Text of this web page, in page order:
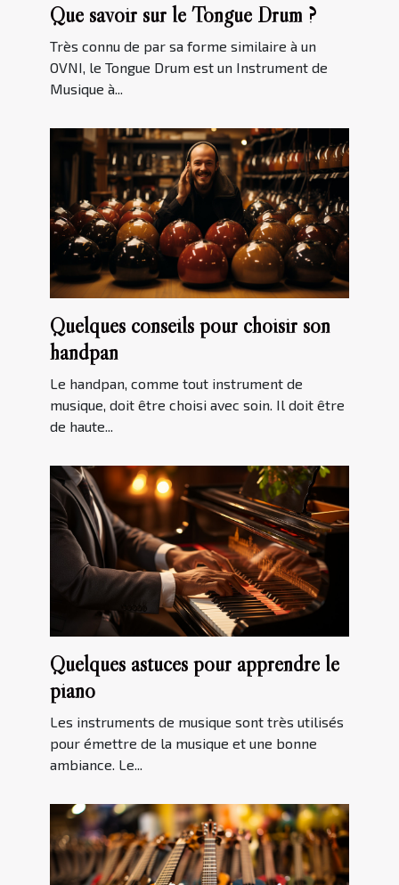
Que savoir sur le Tongue Drum ?
Très connu de par sa forme similaire à un
OVNI, le Tongue Drum est un Instrument de
Musique à...
Quelques conseils pour choisir son
handpan
Le handpan, comme tout instrument de
musique, doit être choisi avec soin. Il doit être
de haute...
Quelques astuces pour apprendre le
piano
Les instruments de musique sont très utilisés
pour émettre de la musique et une bonne
ambiance. Le...